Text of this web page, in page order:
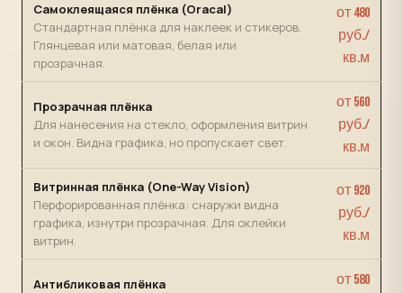
Самоклеящаяся плёнка (Oracal)
Стандартная плёнка для наклеек и стикеров.
Глянцевая или матовая, белая или
прозрачная.
от 480
руб./
кв.м
Прозрачная плёнка
Для нанесения на стекло, оформления витрин
и окон. Видна графика, но пропускает свет.
от 560
руб./
кв.м
Витринная плёнка (One-Way Vision)
Перфорированная плёнка: снаружи видна
графика, изнутри прозрачная. Для оклейки
витрин.
от 920
руб./
кв.м
Антибликовая плёнка
от 580